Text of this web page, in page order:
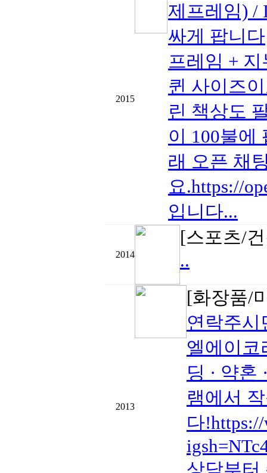
2015
제프레임) /
싸게 팝니다
프레임 +
퀸 사이즈
린 책상도
이 100불에
래 오픈 채
요.https://
입니다...
2014
[스포츠/
..
2013
[화장품/
연락주시
엘에이코
딩 · 약혼
램에서
다!https://